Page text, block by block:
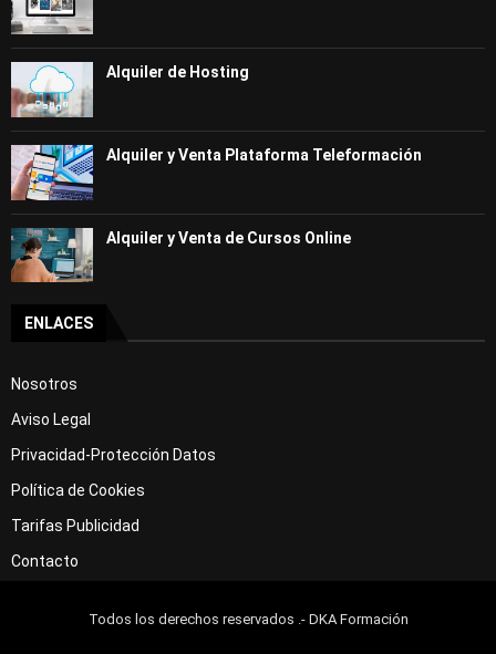
Alquiler de Hosting
Alquiler y Venta Plataforma Teleformación
Alquiler y Venta de Cursos Online
ENLACES
Nosotros
Aviso Legal
Privacidad-Protección Datos
Política de Cookies
Tarifas Publicidad
Contacto
Todos los derechos reservados .- DKA Formación